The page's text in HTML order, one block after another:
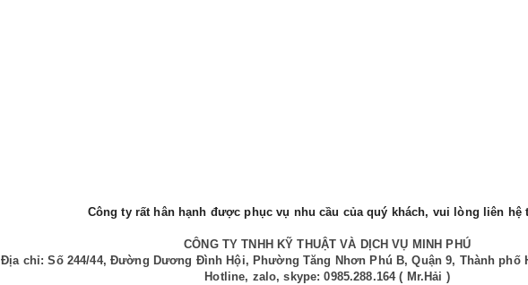
Công ty rất hân hạnh được phục vụ nhu cầu của quý khách, vui lòng liên hệ
CÔNG TY TNHH KỸ THUẬT VÀ DỊCH VỤ MINH PHÚ
Địa chỉ: Số 244/44, Đường Dương Đình Hội, Phường Tăng Nhơn Phú B, Quận 9, Thành phố
Hotline, zalo, skype: 0985.288.164 ( Mr.Hải )